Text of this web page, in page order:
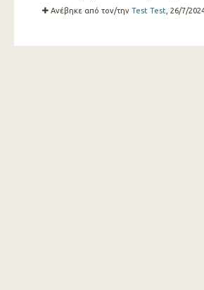
Ανέβηκε από τον/την Test Test , 26/7/